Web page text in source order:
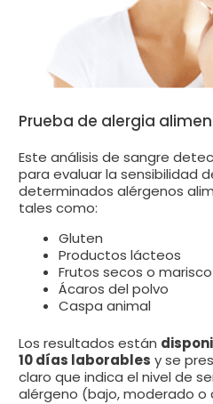
Prueba de alergia
Este análisis de sangre
para evaluar la sensibilidad
determinados alérgenos
tales como:
Gluten
Productos lácteos
Frutos secos o marisco
Ácaros del polvo
Caspa animal
Los resultados están
10 días laborables y se
claro que indica el nivel de
alérgeno (bajo, moderado o